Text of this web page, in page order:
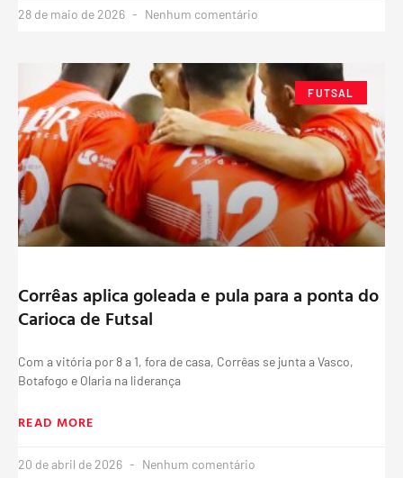
28 de maio de 2026 Nenhum comentário
FUTSAL
Corrêas aplica goleada e pula para a ponta do
Carioca de Futsal
Com a vitória por 8 a 1, fora de casa, Corrêas se junta a Vasco,
Botafogo e Olaria na liderança
READ MORE
20 de abril de 2026 Nenhum comentário